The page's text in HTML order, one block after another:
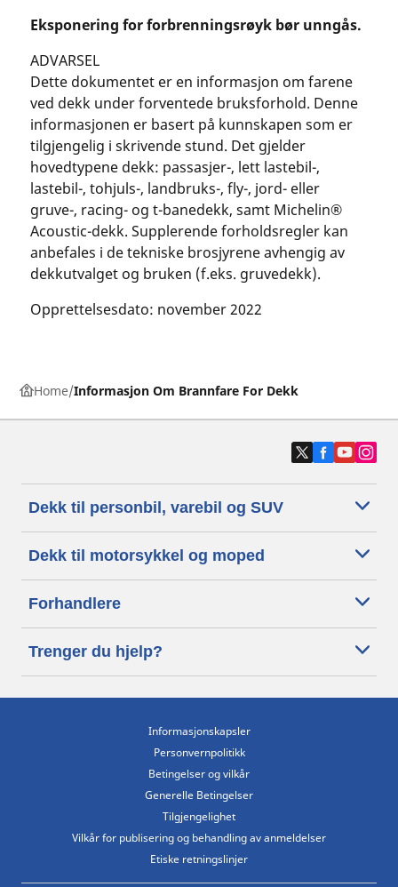
Eksponering for forbrenningsrøyk bør unngås.
ADVARSEL
Dette dokumentet er en informasjon om farene
ved dekk under forventede bruksforhold. Denne
informasjonen er basert på kunnskapen som er
tilgjengelig i skrivende stund. Det gjelder
hovedtypene dekk: passasjer-, lett lastebil-,
lastebil-, tohjuls-, landbruks-, fly-, jord- eller
gruve-, racing- og t-banedekk, samt Michelin®
Acoustic-dekk. Supplerende forholdsregler kan
anbefales i de tekniske brosjyrene avhengig av
dekkutvalget og bruken (f.eks. gruvedekk).
Opprettelsesdato: november 2022
Home Informasjon Om Brannfare For Dekk
Dekk til personbil, varebil og SUV
Dekk til motorsykkel og moped
Forhandlere
Trenger du hjelp?
Informasjonskapsler
Personvernpolitikk
Betingelser og vilkår
Generelle Betingelser
Tilgjengelighet
Vilkår for publisering og behandling av anmeldelser
Etiske retningslinjer